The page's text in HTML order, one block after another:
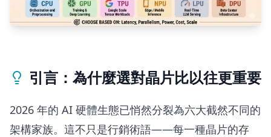
引言：為什麼選對晶片比以往更重要
2026 年的 AI 硬體生態已悄然分裂為六大截然不同的
架構家族。這不只是行銷術語——每一種晶片的存